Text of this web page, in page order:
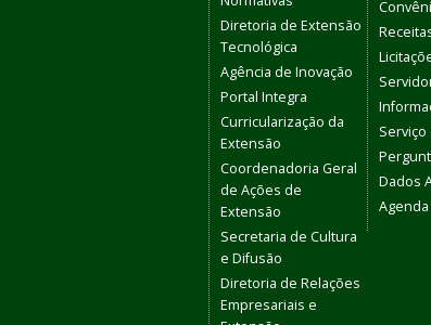
Diretoria de Extensão
Tecnológica
Agência de Inovação
Portal Integra
Curricularização da
Extensão
Coordenadoria Geral
de Ações de
Extensão
Secretaria de Cultura
e Difusão
Diretoria de Relações
Empresariais e
Dados